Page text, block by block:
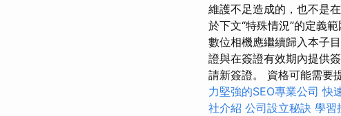
維護不足造成的，也不是
於下文“特殊情況”的定義
數位相機應繼續歸入本子
證與在簽證有效期內提供
請新簽證。 資格可能需要
力堅強的SEO專業公司 快
社介紹 公司設立秘訣 學習